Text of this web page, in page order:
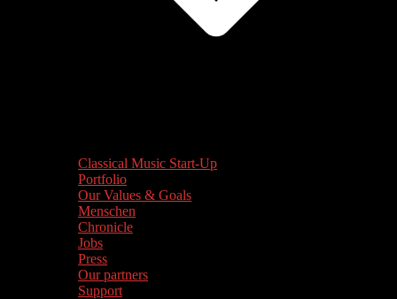
Classical Music Start-Up
Portfolio
Our Values & Goals
Menschen
Chronicle
Jobs
Press
Our partners
Support